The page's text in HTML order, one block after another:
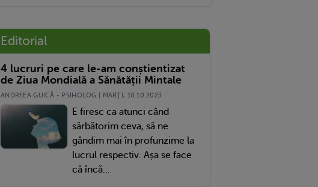
Editorial
4 lucruri pe care le-am conștientizat
de Ziua Mondială a Sănătății Mintale
ANDREEA GUICĂ - PSIHOLOG | MARŢI, 10.10.2023
E firesc ca atunci când
sărbătorim ceva, să ne
gândim mai în profunzime la
lucrul respectiv. Așa se face
că încă...